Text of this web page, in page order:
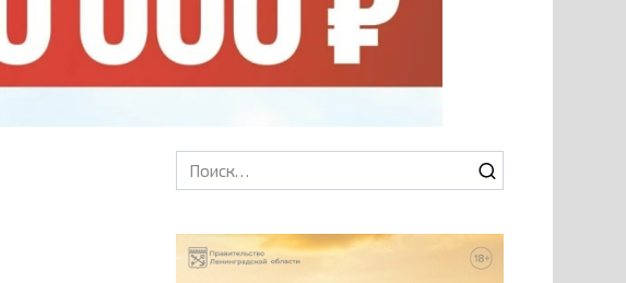
Search
for: